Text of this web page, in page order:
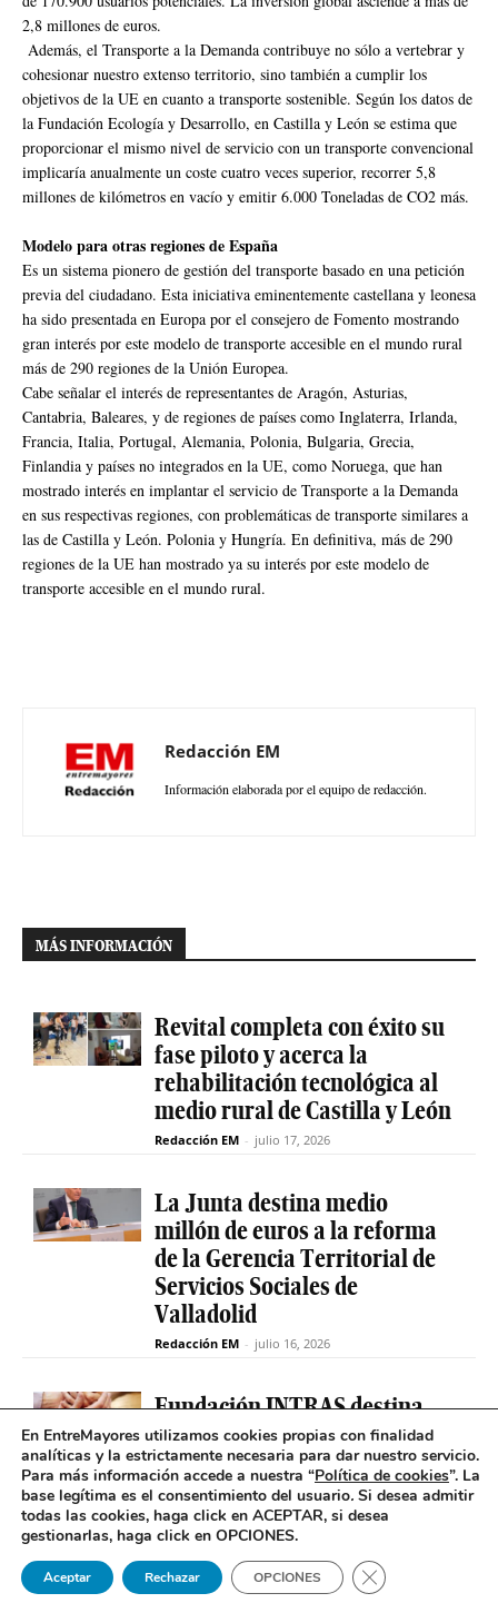
2,8 millones de euros.
Además, el Transporte a la Demanda contribuye no sólo a vertebrar y
cohesionar nuestro extenso territorio, sino también a cumplir los
objetivos de la UE en cuanto a transporte sostenible. Según los datos de
la Fundación Ecología y Desarrollo, en Castilla y León se estima que
proporcionar el mismo nivel de servicio con un transporte convencional
implicaría anualmente un coste cuatro veces superior, recorrer 5,8
millones de kilómetros en vacío y emitir 6.000 Toneladas de CO2 más.
Modelo para otras regiones de España
Es un sistema pionero de gestión del transporte basado en una petición
previa del ciudadano. Esta iniciativa eminentemente castellana y leonesa
ha sido presentada en Europa por el consejero de Fomento mostrando
gran interés por este modelo de transporte accesible en el mundo rural
más de 290 regiones de la Unión Europea.
Cabe señalar el interés de representantes de Aragón, Asturias,
Cantabria, Baleares, y de regiones de países como Inglaterra, Irlanda,
Francia, Italia, Portugal, Alemania, Polonia, Bulgaria, Grecia,
Finlandia y países no integrados en la UE, como Noruega, que han
mostrado interés en implantar el servicio de Transporte a la Demanda
en sus respectivas regiones, con problemáticas de transporte similares a
las de Castilla y León. Polonia y Hungría. En definitiva, más de 290
regiones de la UE han mostrado ya su interés por este modelo de
transporte accesible en el mundo rural.
Redacción EM
Información elaborada por el equipo de redacción.
MÁS INFORMACIÓN
Revital completa con éxito su
fase piloto y acerca la
rehabilitación tecnológica al
medio rural de Castilla y León
Redacción EM - julio 17, 2026
La Junta destina medio
millón de euros a la reforma
de la Gerencia Territorial de
Servicios Sociales de
Valladolid
Redacción EM - julio 16, 2026
Fundación INTRAS destina
6.000 euros a proyectos
sociales que impulsen la
salud mental en Castilla y
León
Redacción EM - julio 16, 2026
En EntreMayores utilizamos cookies propias con finalidad
analíticas y la estrictamente necesaria para dar nuestro servicio.
Para más información accede a nuestra “Política de cookies”. La
base legítima es el consentimiento del usuario. Si desea admitir
todas las cookies, haga click en ACEPTAR, si desea
gestionarlas, haga click en OPCIONES.
Aceptar Rechazar OPCIONES Cerrar el banner